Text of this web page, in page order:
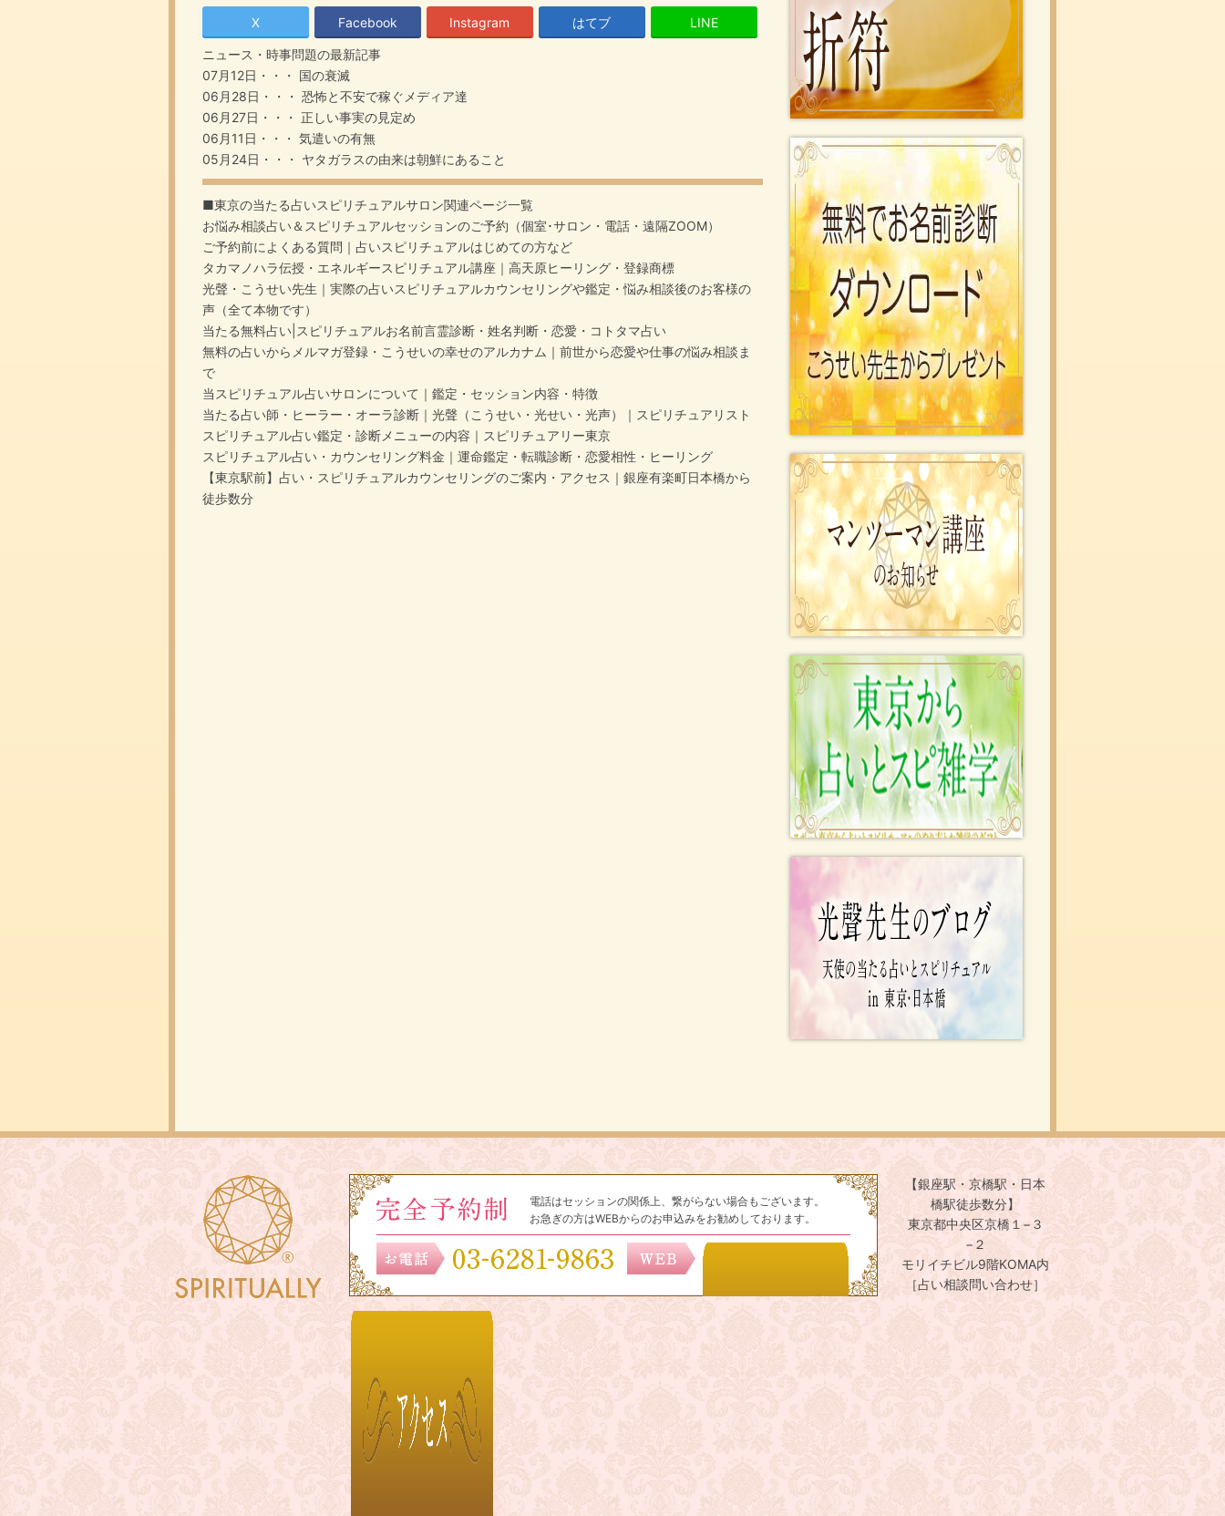
X Facebook Instagram はてブ LINE
ニュース・時事問題の最新記事
07月12日・・・ 国の衰滅
06月28日・・・ 恐怖と不安で稼ぐメディア達
06月27日・・・ 正しい事実の見定め
06月11日・・・ 気遣いの有無
05月24日・・・ ヤタガラスの由来は朝鮮にあること
■東京の当たる占いスピリチュアルサロン関連ページ一覧
お悩み相談占い＆スピリチュアルセッションのご予約（個室･サロン・電話・遠隔ZOOM）
ご予約前によくある質問｜占いスピリチュアルはじめての方など
タカマノハラ伝授・エネルギースピリチュアル講座｜高天原ヒーリング・登録商標
光聲・こうせい先生｜実際の占いスピリチュアルカウンセリングや鑑定・悩み相談後のお客様の
声（全て本物です）
当たる無料占い|スピリチュアルお名前言霊診断・姓名判断・恋愛・コトタマ占い
無料の占いからメルマガ登録・こうせいの幸せのアルカナム｜前世から恋愛や仕事の悩み相談ま
で
当スピリチュアル占いサロンについて｜鑑定・セッション内容・特徴
当たる占い師・ヒーラー・オーラ診断｜光聲（こうせい・光せい・光声）｜スピリチュアリスト
スピリチュアル占い鑑定・診断メニューの内容｜スピリチュアリー東京
スピリチュアル占い・カウンセリング料金｜運命鑑定・転職診断・恋愛相性・ヒーリング
【東京駅前】占い・スピリチュアルカウンセリングのご案内・アクセス｜銀座有楽町日本橋から
徒歩数分
電話はセッションの関係上、繋がらない場合もございます。
お急ぎの方はWEBからのお申込みをお勧めしております。
【銀座駅・京橋駅・日本
橋駅徒歩数分】
東京都中央区京橋１−３
−２
モリイチビル9階KOMA内
［占い相談問い合わせ］